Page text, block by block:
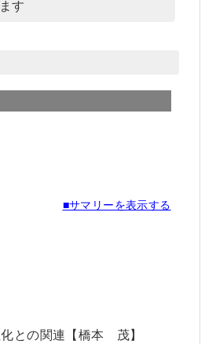
す
■サマリーを表示する
との関連 【橋本 茂】